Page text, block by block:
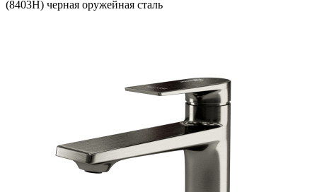
(8403H) черная оружейная сталь